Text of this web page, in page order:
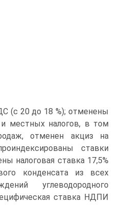
(с 20 до 18 %); отменены
местных налогов, в том
отменен акциз на
ставки
налоговая ставка 17,5%
конденсата из всех
углеводородного
ставка НДПИ